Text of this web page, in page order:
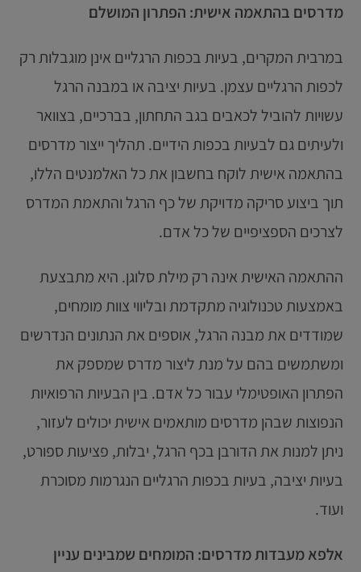
מדרסים בהתאמה אישית: הפתרון המושלם
במרבית המקרים, בעיות בכפות הרגליים אינן מוגבלות רק
לכפות הרגליים עצמן. בעיות יציבה או במבנה הרגל
עשויות להוביל לכאבים בגב התחתון, בברכיים, בצוואר
ולעיתים גם לבעיות בכפות הידיים. תהליך ייצור מדרסים
בהתאמה אישית לוקח בחשבון את כל האלמנטים הללו,
תוך ביצוע סריקה מדויקת של כף הרגל והתאמת המדרס
לצרכים הספציפיים של כל אדם.
ההתאמה האישית אינה רק מילת סלוגן. היא מתבצעת
באמצעות טכנולוגיה מתקדמת ובליווי צוות מומחים,
שמודדים את מבנה הרגל, אוספים את הנתונים הנדרשים
ומשתמשים בהם על מנת ליצור מדרס שמספק את
הפתרון האופטימלי עבור כל אדם. בין הבעיות הרפואיות
הנפוצות שבהן מדרסים מותאמים אישית יכולים לעזור,
ניתן למנות את הדורבן בכף הרגל, יבלות, פציעות ספורט,
בעיות יציבה, בעיות בכפות הרגליים הנגרמות מסוכרת
ועוד.
אלפא מעבדות מדרסים: המומחים שמבינים עניין